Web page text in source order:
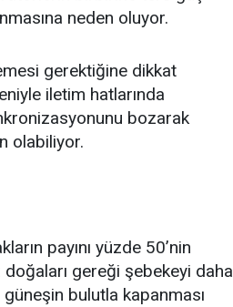
neden oluyor.
gerektiğine dikkat
iletim hatlarında
bozarak
olabiliyor.
payını yüzde 50’nin
gereği şebekeyi daha
bulutla kapanması